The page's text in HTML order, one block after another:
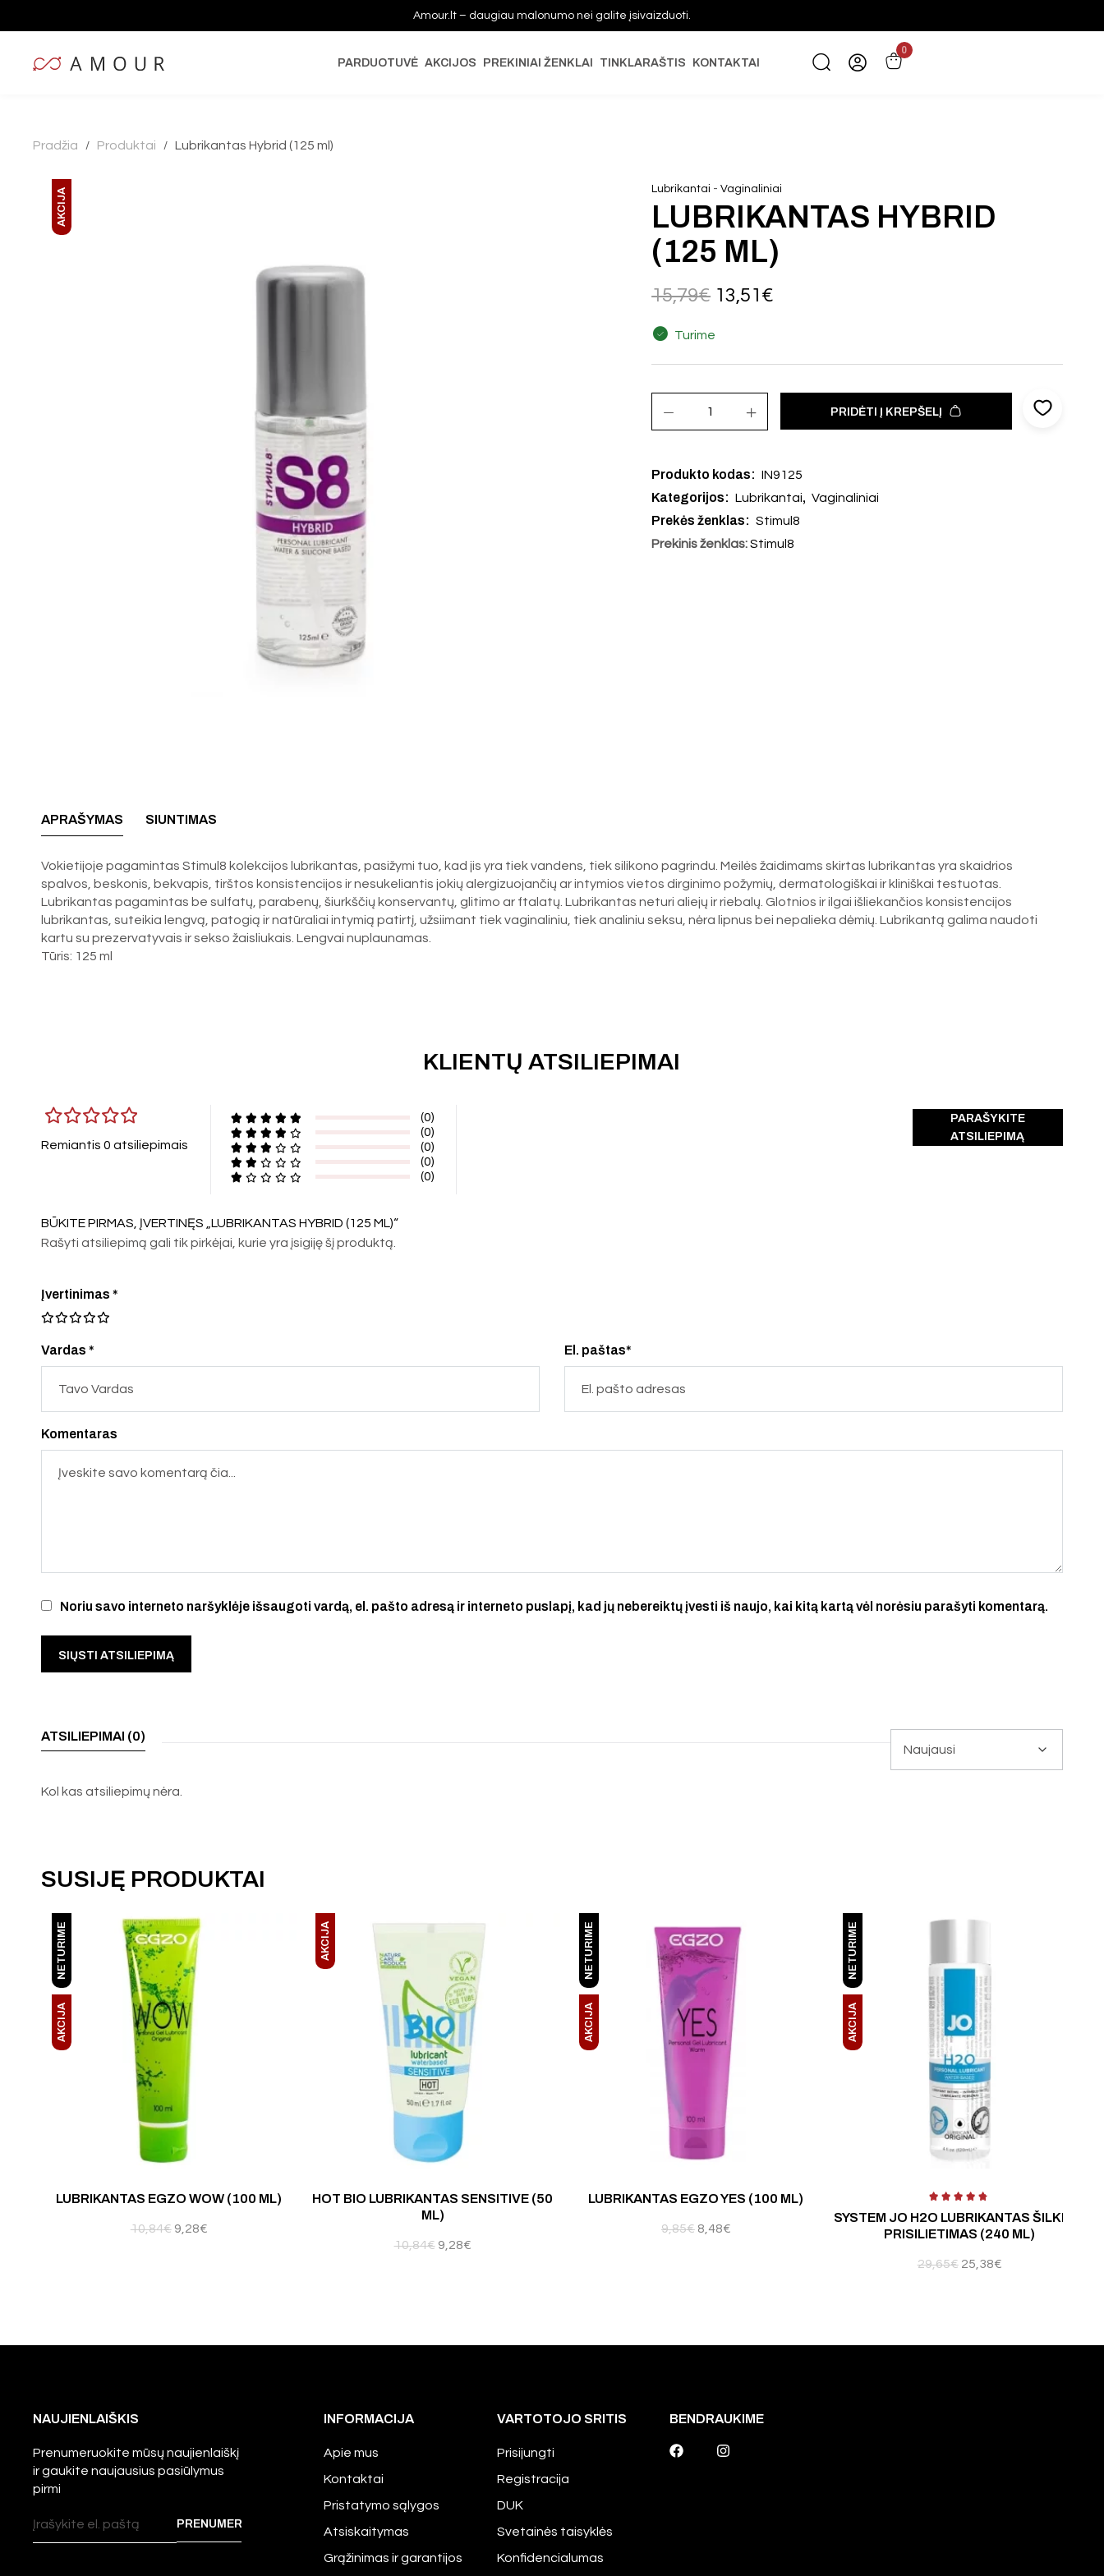
Amour.lt – daugiau malonumo nei galite įsivaizduoti.
PARDUOTUVĖ AKCIJOS PREKINIAI ŽENKLAI TINKLARAŠTIS KONTAKTAI
0
Pradžia / Produktai / Lubrikantas Hybrid (125 ml)
AKCIJA Lubrikantai -Vaginaliniai
LUBRIKANTAS HYBRID
(125 ML)
15,79€ 13,51 €
Turime
PRIDĖTI Į KREPŠELĮ
Produkto kodas: IN9125
Kategorijos: Lubrikantai, Vaginaliniai
Prekės ženklas: Stimul8
Prekinis ženklas:Stimul8
APRAŠYMAS SIUNTIMAS
Vokietijoje pagamintas Stimul8 kolekcijos lubrikantas, pasižymi tuo, kad jis yra tiek vandens, tiek silikono pagrindu. Meilės žaidimams skirtas lubrikantas yra skaidrios
spalvos, beskonis, bekvapis, tirštos konsistencijos ir nesukeliantis jokių alergizuojančių ar intymios vietos dirginimo požymių, dermatologiškai ir kliniškai testuotas.
Lubrikantas pagamintas be sulfatų, parabenų, šiurkščių konservantų, glitimo ar ftalatų. Lubrikantas neturi aliejų ir riebalų. Glotnios ir ilgai išliekančios konsistencijos
lubrikantas, suteikia lengvą, patogią ir natūraliai intymią patirtį, užsiimant tiek vaginaliniu, tiek analiniu seksu, nėra lipnus bei nepalieka dėmių. Lubrikantą galima naudoti
kartu su prezervatyvais ir sekso žaisliukais. Lengvai nuplaunamas.
Tūris: 125 ml
KLIENTŲ ATSILIEPIMAI
Remiantis 0 atsiliepimais
(0)
(0)
(0)
(0)
(0)
PARAŠYKITE
ATSILIEPIMĄ
BŪKITE PIRMAS, ĮVERTINĘS „LUBRIKANTAS HYBRID (125 ML)“
Rašyti atsiliepimą gali tik pirkėjai, kurie yra įsigiję šį produktą.
Vardas * El. paštas*
Noriu savo interneto naršyklėje išsaugoti vardą, el. pašto adresą ir interneto puslapį, kad jų nebereiktų įvesti iš naujo, kai kitą kartą vėl norėsiu parašyti komentarą.
Įvertinimas*
Komentaras
ATSILIEPIMAI (0)
Kol kas atsiliepimų nėra.
SUSIJĘ PRODUKTAI
AKCIJA
NETURIME
LUBRIKANTAS EGZO WOW (100 ML)
10,84€ 9,28€
AKCIJA
HOT BIO LUBRIKANTAS SENSITIVE (50
ML)
10,84€ 9,28€
AKCIJA
NETURIME
LUBRIKANTAS EGZO YES (100 ML)
9,85€ 8,48€
AKCIJA
NETURIME
SYSTEM JO H2O LUBRIKANTAS ŠILKINIS
PRISILIETIMAS (240 ML)
29,65€ 25,38€
Įvertinimas:
NAUJIENLAIŠKIS
Prenumeruokite mūsų naujienlaiškį
ir gaukite naujausius pasiūlymus
pirmi
INFORMACIJA
Apie mus
Kontaktai
Pristatymo sąlygos
Atsiskaitymas
Grąžinimas ir garantijos
VARTOTOJO SRITIS
Prisijungti
Registracija
DUK
Svetainės taisyklės
Konfidencialumas
BENDRAUKIME